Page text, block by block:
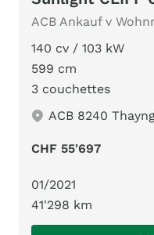
140 cv / 103 kW
599 cm
3 couchettes
ACB 8240
CHF 55'697
01/2021
41'298 km